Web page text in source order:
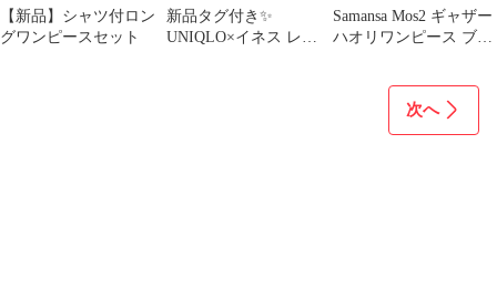
【新品】シャツ付ロン
グワンピースセット
新品タグ付き✨️
UNIQLO×イネス レー
Samansa Mos2 ギャザー
ハオリワンピース ブラ
次へ